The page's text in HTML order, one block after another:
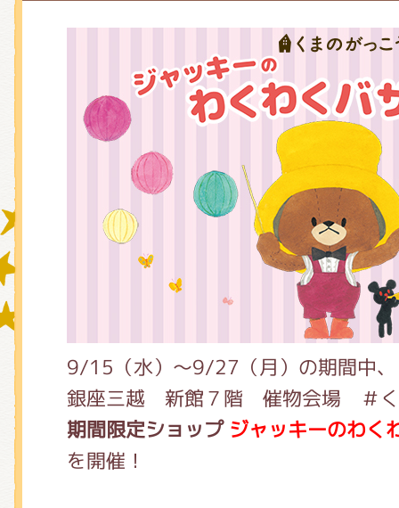
9/15（水）～9/27（月）の期間中、
銀座三越 新館７階 催物会場 ＃く
期間限定ショップ ジャッキーのわく
を開催！
ショップインフォメーション
グッズインフォメーション
ミュージカル・コンサート
おたのしみコンテンツ(クイズ・
チア ジャッキーズ！
くまのがっこう しょくいんしつ